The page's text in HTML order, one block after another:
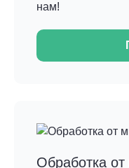
нам!
Обработка